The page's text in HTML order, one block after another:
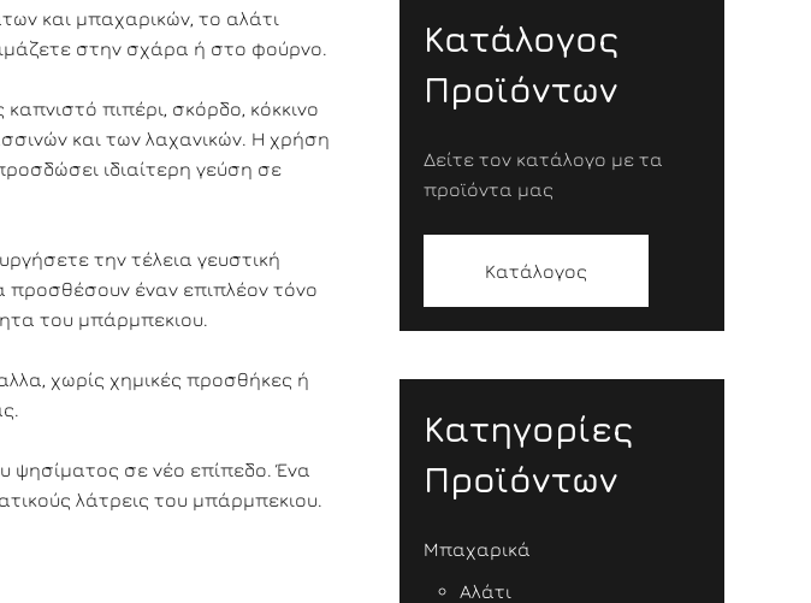
και μπαχαρικών, το αλάτι
στην σχάρα ή στο φούρνο.
πιπέρι, σκόρδο, κόκκινο
και των λαχανικών. Η χρήση
ιδιαίτερη γεύση σε
την τέλεια γευστική
προσθέσουν έναν επιπλέον τόνο
του μπάρμπεκιου.
χωρίς χημικές προσθήκες ή
ψησίματος σε νέο επίπεδο. Ένα
λάτρεις του μπάρμπεκιου.
Κατάλογος
Προϊόντων
Δείτε τον κατάλογο με τα
προϊόντα μας
Κατάλογος
Κατηγορίες
Προϊόντων
Μπαχαρικά
Αλάτι